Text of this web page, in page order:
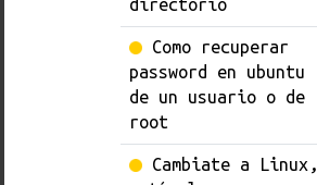
directorio
Como recuperar
password en ubuntu
de un usuario o de
root
Cambiate a Linux,